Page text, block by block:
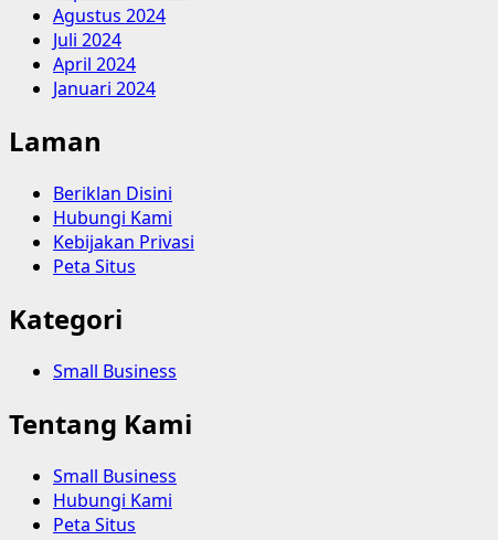
Agustus 2024
Juli 2024
April 2024
Januari 2024
Laman
Beriklan Disini
Hubungi Kami
Kebijakan Privasi
Peta Situs
Kategori
Small Business
Tentang Kami
Small Business
Hubungi Kami
Peta Situs